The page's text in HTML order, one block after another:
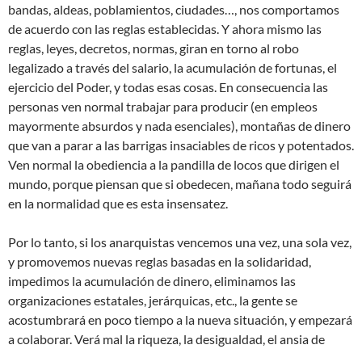
bandas, aldeas, poblamientos, ciudades…, nos comportamos
de acuerdo con las reglas establecidas. Y ahora mismo las
reglas, leyes, decretos, normas, giran en torno al robo
legalizado a través del salario, la acumulación de fortunas, el
ejercicio del Poder, y todas esas cosas. En consecuencia las
personas ven normal trabajar para producir (en empleos
mayormente absurdos y nada esenciales), montañas de dinero
que van a parar a las barrigas insaciables de ricos y potentados.
Ven normal la obediencia a la pandilla de locos que dirigen el
mundo, porque piensan que si obedecen, mañana todo seguirá
en la normalidad que es esta insensatez.
Por lo tanto, si los anarquistas vencemos una vez, una sola vez,
y promovemos nuevas reglas basadas en la solidaridad,
impedimos la acumulación de dinero, eliminamos las
organizaciones estatales, jerárquicas, etc., la gente se
acostumbrará en poco tiempo a la nueva situación, y empezará
a colaborar. Verá mal la riqueza, la desigualdad, el ansia de